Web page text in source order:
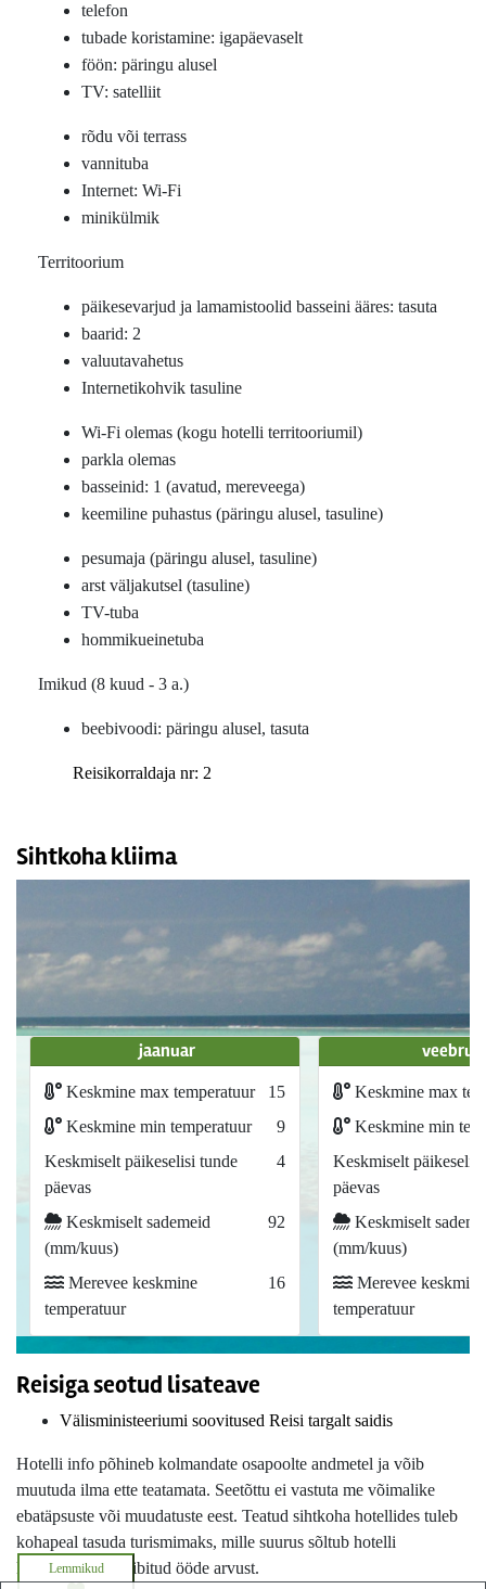
telefon
tubade koristamine: igapäevaselt
föön: päringu alusel
TV: satelliit
rõdu või terrass
vannituba
Internet: Wi-Fi
minikülmik
Territoorium
päikesevarjud ja lamamistoolid basseini ääres: tasuta
baarid: 2
valuutavahetus
Internetikohvik tasuline
Wi-Fi olemas (kogu hotelli territooriumil)
parkla olemas
basseinid: 1 (avatud, mereveega)
keemiline puhastus (päringu alusel, tasuline)
pesumaja (päringu alusel, tasuline)
arst väljakutsel (tasuline)
TV-tuba
hommikueinetuba
Imikud (8 kuud - 3 a.)
beebivoodi: päringu alusel, tasuta
Reisikorraldaja nr: 2
Sihtkoha kliima
jaanuar
Keskmine max temperatuur
15
Keskmine min temperatuur
9
Keskmiselt päikeselisi tunde
päevas
4
Keskmiselt sademeid
(mm/kuus)
92
Merevee keskmine
temperatuur
16
Keskmine max
Keskmine min
Keskmiselt
päevas
Keskmiselt
(mm/kuus)
Merevee keskmine
temperatuur
Reisiga seotud lisateave
Välisministeeriumi soovitused Reisi targalt saidis
Hotelli info põhineb kolmandate osapoolte andmetel ja võib
muutuda ilma ette teatamata. Seetõttu ei vastuta me võimalike
ebatäpsuste või muudatuste eest. Teatud sihtkoha hotellides tuleb
kohapeal tasuda turismimaks, mille suurus sõltub hotelli
kategooriast ja viibitud ööde arvust.
Lemmikud